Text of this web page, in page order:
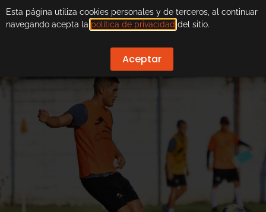
Esta página utiliza cookies personales y de terceros, al continuar
navegando acepta la política de privacidad del sitio.
Aceptar